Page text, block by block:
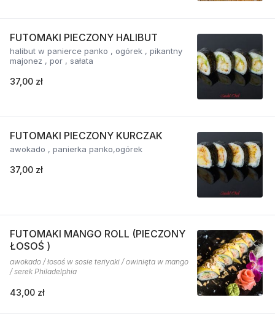
FUTOMAKI PIECZONY HALIBUT
halibut w panierce panko , ogórek , pikantny
majonez , por , sałata
37,00 zł
FUTOMAKI PIECZONY KURCZAK
awokado , panierka panko,ogórek
37,00 zł
FUTOMAKI MANGO ROLL (PIECZONY
ŁOSOŚ )
awokado / łosoś w sosie teriyaki / owinięta w mango
/ serek Philadelphia
43,00 zł